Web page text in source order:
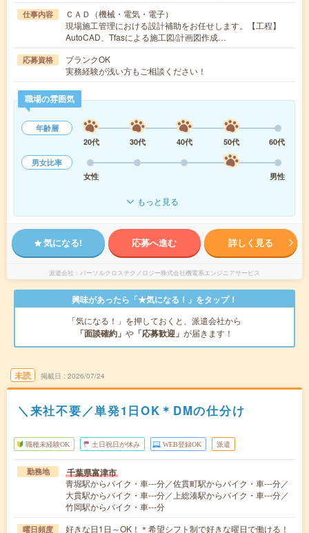
仕事内容
ＣＡＤ（機械・電気・電子）
現場施工管理における設計補助をお任せします。【工程】
AutoCAD、Tfasによる施工図/計画図作成…
応募資格
ブランクOK
実務経験が浅い方もご相談ください！
職場の雰囲気
年齢層
20代
30代 40代 50代
60代
男女比率
女性
男性
もっと見る
気になる! 応募へ進む 詳しく見る
派遣会社 パーソルクロステクノロジー株式会社機電系エンジニアサービス
興味があったら「★気になる！」をタップ！
「気になる！」を押しておくと、派遣会社から
「面談確約」 や 「応募歓迎」 が届きます！
未読 掲載日 2026/07/24
＼来社不要／単発1日OK＊DMの仕分け
職種未経験OK 土日祝日が休み WEB登録OK 派遣
勤務地 千葉県富津市
青堀駅からバイク・車---分／佐貫町駅からバイク・車---分／
大貫駅からバイク・車---分／上総湊駅からバイク・車---分／
竹岡駅からバイク・車---分
曜日頻度 好きな日1日～OK！＊希望シフト制で好きな曜日で働ける！